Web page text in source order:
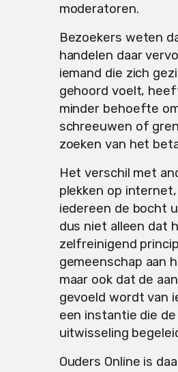
moderatoren.
Bezoekers weten
handelen daar
iemand die zich
gehoord voelt,
minder behoefte
schreeuwen of
zoeken van het
Het verschil met
plekken op
iedereen de bocht
dus niet alleen dat
zelfreinigend
gemeenschap aan
maar ook dat de
gevoeld wordt van
een instantie die de
uitwisseling
Ouders Online is